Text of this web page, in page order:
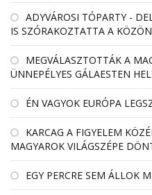
ADYVÁROSI TÓPARTY -
IS SZÓRAKOZTATTA A
MEGVÁLASZTOTTÁK A
ÜNNEPÉLYES GÁLAESTEN
ÉN VAGYOK EURÓPA
KARCAG A FIGYELEM
MAGYAROK VILÁGSZÉPE
EGY PERCRE SEM ÁLLOK